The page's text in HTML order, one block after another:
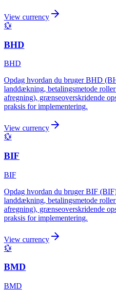
View currency
💱
BHD
BHD
Opdag hvordan du bruger BHD
landdækning, betalingsmetode
afregning), grænseoverskridende
praksis for implementering.
View currency
💱
BIF
BIF
Opdag hvordan du bruger BIF
landdækning, betalingsmetode
afregning), grænseoverskridende
praksis for implementering.
View currency
💱
BMD
BMD